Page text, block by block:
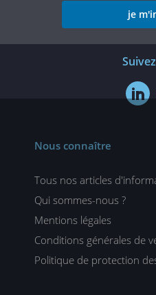
je

Nous connaître
Tous nos articles
Qui sommes-nous ?
Mentions légales
Conditions générales de
Politique de protection